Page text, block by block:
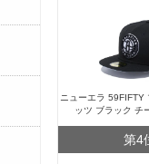
ニューエラ 59FIFTY
ッツ ブラック チ
第4